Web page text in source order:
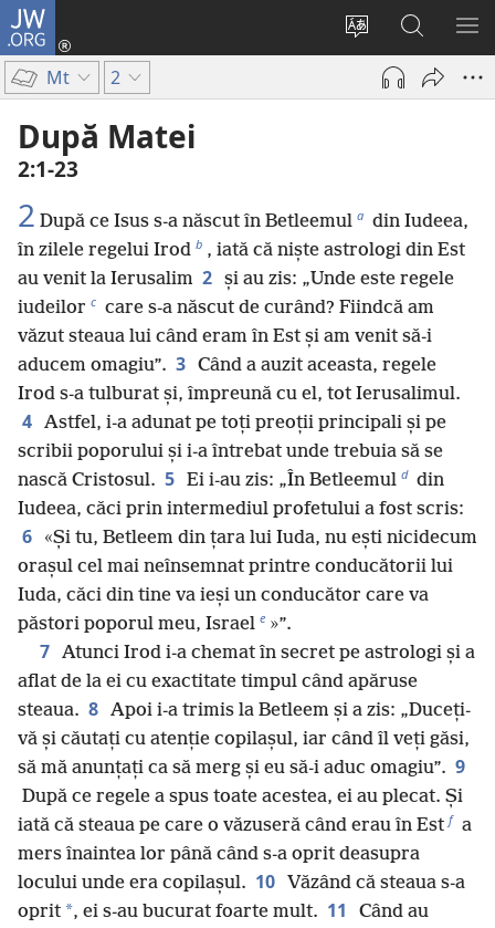
JW.ORG
Schimbaţi
limba
site-
Conectează-
deschide
Căutați
pe
JW.ORG
Mt 2
După Matei
2:1-23
2 După ce Isus s-a născut în Betleemul a din Iudeea,
în zilele regelui Irod b , iată că niște astrologi din Est
au venit la Ierusalim 2 și au zis: „Unde este regele
iudeilor c care s-a născut de curând? Fiindcă am
văzut steaua lui când eram în Est și am venit să-i
aducem omagiu”. 3 Când a auzit aceasta, regele
Irod s-a tulburat și, împreună cu el, tot Ierusalimul.
4 Astfel, i-a adunat pe toți preoții principali și pe
scribii poporului și i-a întrebat unde trebuia să se
nască Cristosul. 5 Ei i-au zis: „În Betleemul d din
Iudeea, căci prin intermediul profetului a fost scris:
6
«Și tu, Betleem din țara lui Iuda, nu ești nicidecum
orașul cel mai neînsemnat printre conducătorii lui
Iuda, căci din tine va ieși un conducător care va
păstori poporul meu, Israel e »”.
7 Atunci Irod i-a chemat în secret pe astrologi și a
aflat de la ei cu exactitate timpul când apăruse
steaua. 8 Apoi i-a trimis la Betleem și a zis: „Duceți-
vă și căutați cu atenție copilașul, iar când îl veți găsi,
să mă anunțați ca să merg și eu să-i aduc omagiu”. 9
După ce regele a spus toate acestea, ei au plecat. Și
iată că steaua pe care o văzuseră când erau în Est f a
mers înaintea lor până când s-a oprit deasupra
locului unde era copilașul. 10 Văzând că steaua s-a
oprit *, ei s-au bucurat foarte mult. 11
Când au